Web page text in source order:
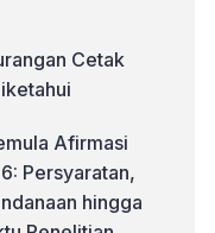
Cetak
Afirmasi
Persyaratan,
hingga